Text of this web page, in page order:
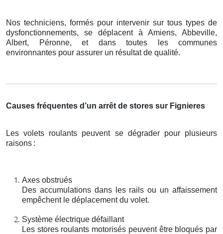
Nos techniciens, formés pour intervenir sur tous types de
dysfonctionnements, se déplacent à Amiens, Abbeville,
Albert, Péronne, et dans toutes les communes
environnantes pour assurer un résultat de qualité.
Causes fréquentes d’un arrêt de stores sur Fignieres
Les volets roulants peuvent se dégrader pour plusieurs
raisons :
Axes obstrués
Des accumulations dans les rails ou un affaissement
empêchent le déplacement du volet.
Système électrique défaillant
Les stores roulants motorisés peuvent être bloqués par